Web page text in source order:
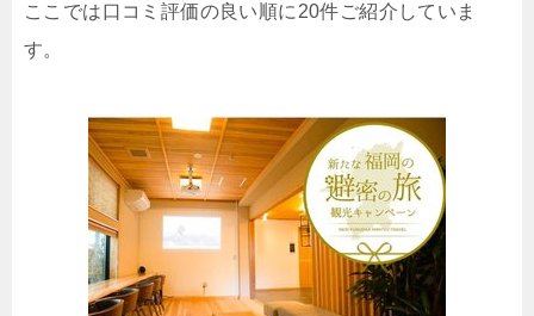
ここでは口コミ評価の良い順に20件ご紹介していま
す。